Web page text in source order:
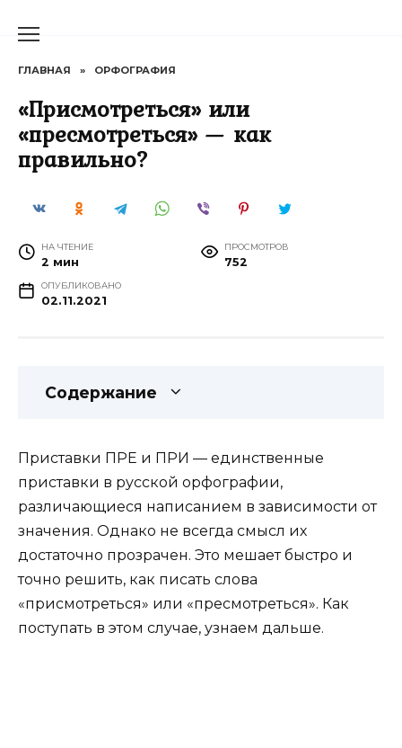
ГЛАВНАЯ » ОРФОГРАФИЯ
«Присмотреться» или
«пресмотреться» — как
правильно?
НА ЧТЕНИЕ
2 мин
ПРОСМОТРОВ
752
ОПУБЛИКОВАНО
02.11.2021
Содержание
Приставки ПРЕ и ПРИ — единственные
приставки в русской орфографии,
различающиеся написанием в зависимости от
значения. Однако не всегда смысл их
достаточно прозрачен. Это мешает быстро и
точно решить, как писать слова
«присмотреться» или «пресмотреться». Как
поступать в этом случае, узнаем дальше.